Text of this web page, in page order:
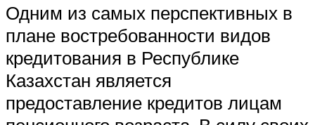
Одним из самых перспективных в
плане востребованности видов
кредитования в Республике
Казахстан является
предоставление кредитов лицам